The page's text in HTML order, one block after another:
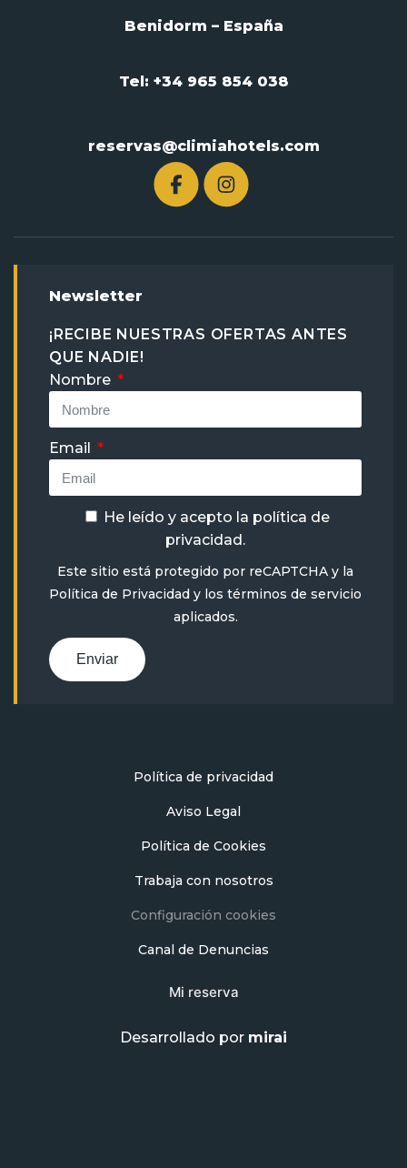
Benidorm – España
Tel: +34 965 854 038
reservas@climiahotels.com
Newsletter
¡RECIBE NUESTRAS OFERTAS ANTES
QUE NADIE!
Nombre
Email
He leído y acepto la política de
privacidad.
Este sitio está protegido por reCAPTCHA y la
Política de Privacidad y los términos de servicio
aplicados.
Enviar
Política de privacidad
Aviso Legal
Política de Cookies
Trabaja con nosotros
Configuración cookies
Canal de Denuncias
Mi reserva
Desarrollado por mirai